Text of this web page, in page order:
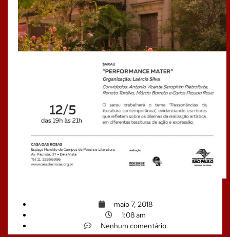
maio 7, 2018
1:08 am
Nenhum comentário